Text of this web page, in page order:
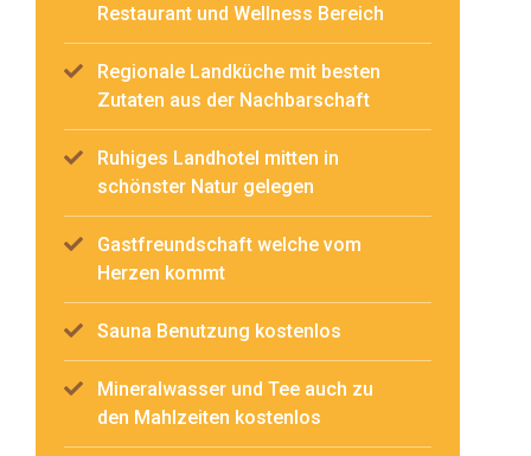
Restaurant und Wellness Bereich
Regionale Landküche mit besten
Zutaten aus der Nachbarschaft
Ruhiges Landhotel mitten in
schönster Natur gelegen
Gastfreundschaft welche vom
Herzen kommt
Sauna Benutzung kostenlos
Mineralwasser und Tee auch zu
den Mahlzeiten kostenlos